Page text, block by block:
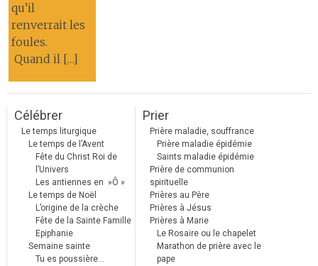
qu’il
renverrait les
foules.
Quand il […]
Célébrer
Le temps liturgique
Le temps de l’Avent
Fête du Christ Roi de
l’Univers
Les antiennes en »Ô »
Le temps de Noël
L’origine de la crèche
Fête de la Sainte Famille
Epiphanie
Semaine sainte
Tu es poussière…
Prier
Prière maladie, souffrance
Prière maladie épidémie
Saints maladie épidémie
Prière de communion
spirituelle
Prières au Père
Prières à Jésus
Prières à Marie
Le Rosaire ou le chapelet
Marathon de prière avec le
pape